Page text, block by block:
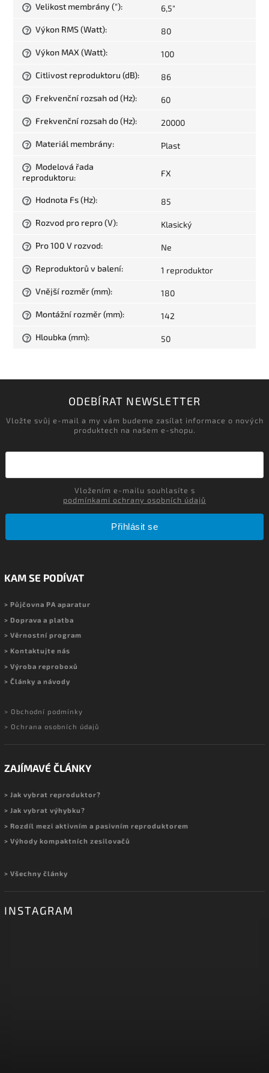
? Velikost membrány ("): 6,5"
? Výkon RMS (Watt): 80
? Výkon MAX (Watt): 100
? Citlivost reproduktoru (dB): 86
? Frekvenční rozsah od (Hz): 60
? Frekvenční rozsah do (Hz): 20000
? Materiál membrány: Plast
?
Modelová řada
reproduktoru: FX
? Hodnota Fs (Hz): 85
? Rozvod pro repro (V): Klasický
? Pro 100 V rozvod: Ne
? Reproduktorů v balení: 1 reproduktor
? Vnější rozměr (mm): 180
? Montážní rozměr (mm): 142
? Hloubka (mm): 50
ODEBÍRAT NEWSLETTER
Vložte svůj e-mail a my vám budeme zasílat informace o nových
produktech na našem e-shopu.
podmínkami ochrany osobních údajů
Přihlásit se
KAM SE PODÍVAT
> Půjčovna PA aparatur
> Doprava a platba
> Věrnostní program
> Kontaktujte nás
> Výroba reproboxů
> Články a návody
> Obchodní podmínky
> Ochrana osobních údajů
ZAJÍMAVÉ ČLÁNKY
> Jak vybrat reproduktor?
> Jak vybrat výhybku?
> Rozdíl mezi aktivním a pasivním reproduktorem
> Výhody kompaktních zesilovačů
> Všechny články
INSTAGRAM